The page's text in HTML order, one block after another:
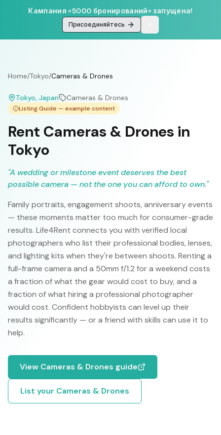
Кампания «5000 бронирований» запущена!
Присоединяйтесь
Home/Tokyo/Cameras & Drones
Tokyo, Japan Cameras & Drones
Listing Guide — example content
Rent Cameras & Drones in
Tokyo
"A wedding or milestone event deserves the best
possible camera — not the one you can afford to own."
Family portraits, engagement shoots, anniversary events
— these moments matter too much for consumer-grade
results. Life4Rent connects you with verified local
photographers who list their professional bodies, lenses,
and lighting kits when they're between shoots. Renting a
full-frame camera and a 50mm f/1.2 for a weekend costs
a fraction of what the gear would cost to buy, and a
fraction of what hiring a professional photographer
would cost. Confident hobbyists can level up their
results significantly — or a friend with skills can use it to
help.
View Cameras & Drones guide
List your Cameras & Drones